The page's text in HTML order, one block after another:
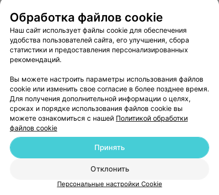
Пользовательское соглашение
Способы оплаты
Вакансии
Партнеры
Написать руководителю 103.by
Обработка персональных данных
© 2026 ООО «Артокс Лаб», УНП 191700409
| 220012, Республика Беларусь,
Служба поддержки +375 291212755
Обработка файлов cookie
Наш сайт использует файлы cookie для обеспечения
удобства пользователей сайта, его улучшения, сбора
статистики и предоставления персонализированных
рекомендаций.
Вы можете настроить параметры использования файлов
cookie или изменить свое согласие в более позднее время.
Для получения дополнительной информации о целях,
сроках и порядке использования файлов cookie вы
можете ознакомиться с нашей Политикой обработки
файлов cookie
Отклонить
Принять
Персональные настройки Cookie